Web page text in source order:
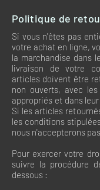
Politique de
Si vous n'êtes pas
votre achat en ligne,
la marchandise dans
livraison de votre
articles doivent être
non ouverts, avec
appropriés et dans
Si les articles
les conditions
nous n'accepterons
Pour exercer votre
suivre la procédure
dessous :